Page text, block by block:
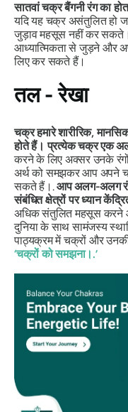
सातवां चक्र बैंगनी रंग का
यदि यह चक्र असंतुलित हो
जुड़ाव महसूस नहीं कर सकते।
आध्यात्मिकता से जुड़ने और
लिए कर सकते हैं।
तल - रेखा
चक्र हमारे शारीरिक,
होते हैं। प्रत्येक चक्र एक
करने के लिए अक्सर उनके
अर्थ को समझकर आप अपने
सकते हैं।.आप अलग-अलग
संबंधित क्षेत्रों पर ध्यान
अधिक संतुलित महसूस
दुनिया के साथ सामंजस्य
पाठ्यक्रम में चक्रों और
‘चक्रों को समझना।.’